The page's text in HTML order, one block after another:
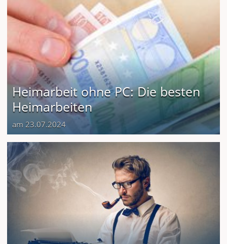
Heimarbeit ohne PC: Die besten
Heimarbeiten
am 23.07.2024